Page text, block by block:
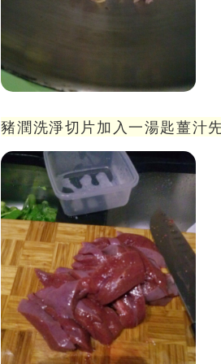
豬潤洗淨切片加入一湯匙薑汁